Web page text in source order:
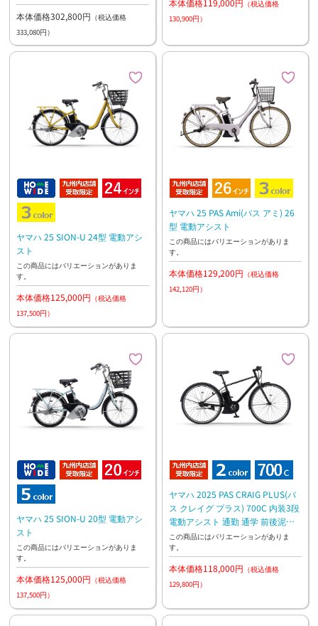
本体価格302,800円 （税込価格
333,080円）
（税込価格
130,900円）
ヤマハ 25 SION-U 24型 電動アシ
スト
この商品にはバリエーションがありま
す。
本体価格125,000円 （税込価格
137,500円）
ヤマハ 25 PAS Ami(パス アミ) 26
型 電動アシスト
この商品にはバリエーションがありま
す。
本体価格129,200円 （税込価格
142,120円）
ヤマハ 25 SION-U 20型 電動アシ
スト
この商品にはバリエーションがありま
す。
本体価格125,000円 （税込価格
137,500円）
ヤマハ 2025 PAS CRAIG PLUS(パ
ス クレイグ プラス) 700C 内装3段
電動アシスト 通勤 通学 前後泥よ
け付き
この商品にはバリエーションがありま
す。
本体価格118,000円 （税込価格
129,800円）